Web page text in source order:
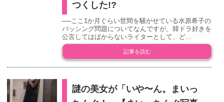
つくした!?
──ここ1か月ぐらい世間を騒がせている水原希子の
バッシング問題についてなんですが、韓ドラ好きを
公言してはばからないライターとして、ど...
記事を読む
謎の美女が「いや〜ん。まいっ